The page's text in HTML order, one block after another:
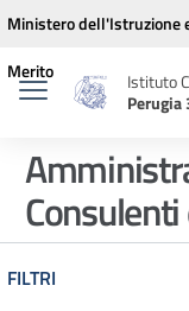
Vai ai contenuti
Vai al menu di
Vai al footer
Ministero dell'Istruzione
Merito
Istituto
Perugia
FILTRI